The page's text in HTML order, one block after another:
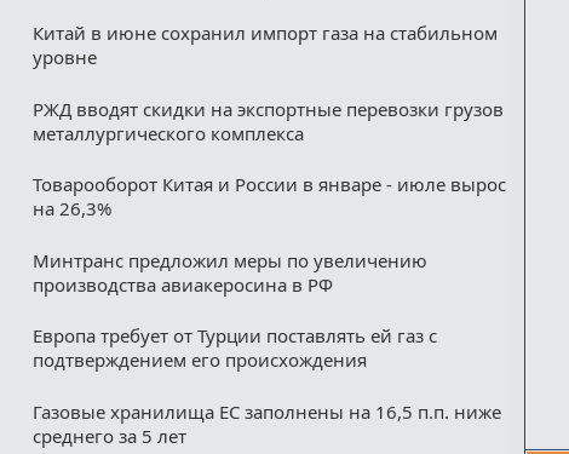
Китай в июне сохранил импорт газа на стабильном
уровне
РЖД вводят скидки на экспортные перевозки грузов
металлургического комплекса
Товарооборот Китая и России в январе - июле вырос
на 26,3%
Минтранс предложил меры по увеличению
производства авиакеросина в РФ
Европа требует от Турции поставлять ей газ с
подтверждением его происхождения
Газовые хранилища ЕС заполнены на 16,5 п.п. ниже
среднего за 5 лет